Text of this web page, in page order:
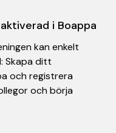
i Boappa
kan enkelt
Skapa ditt
och registrera
och börja